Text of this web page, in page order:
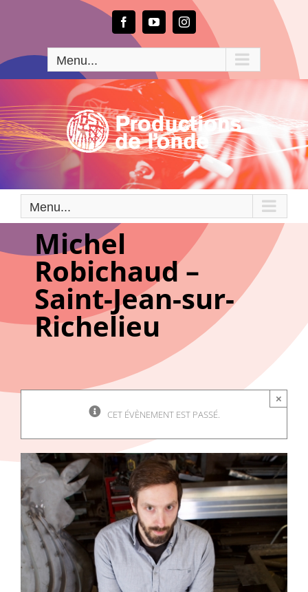
FacebookYouTubeInstagram
Menu...
Menu...
Michel
Robichaud –
Saint-Jean-sur-
Richelieu
CET ÉVÈNEMENT EST PASSÉ.
×